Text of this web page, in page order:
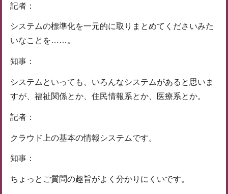
記者：
システムの標準化を一元的に取りまとめてくださいみた
いなことを……。
知事：
システムといっても、いろんなシステムがあると思いま
すが、福祉関係とか、住民情報系とか、医療系とか。
記者：
クラウド上の基本の情報システムです。
知事：
ちょっとご質問の趣旨がよく分かりにくいです。